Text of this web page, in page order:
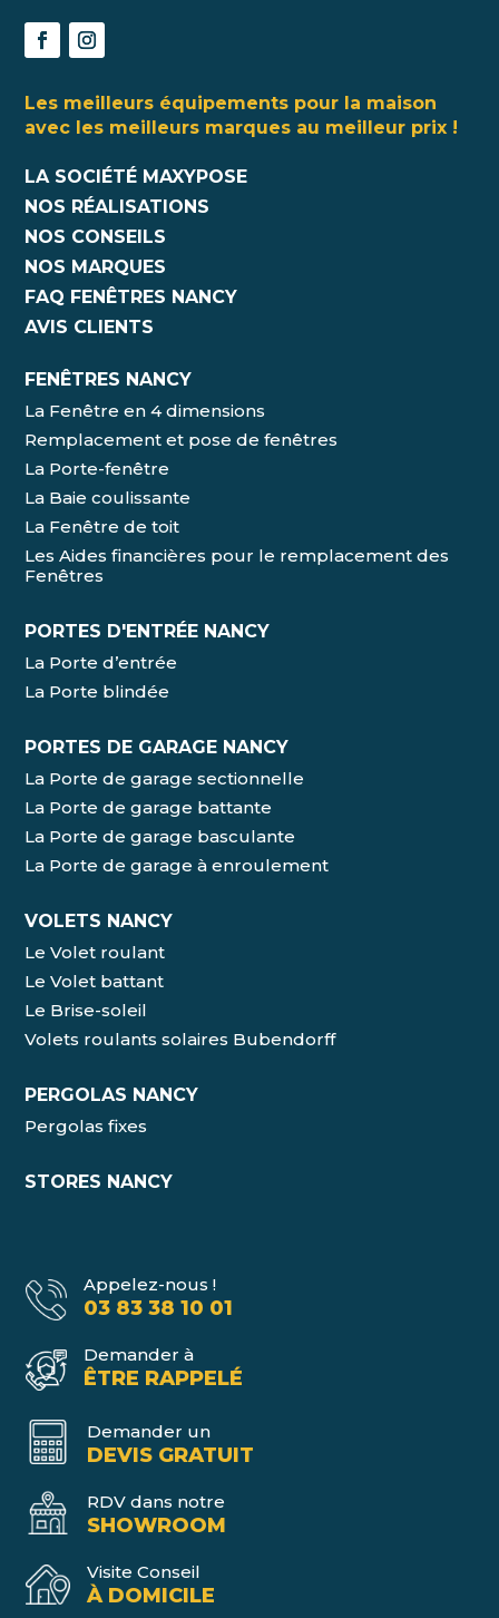
Les meilleurs équipements pour la maison
avec les meilleurs marques au meilleur prix !
LA SOCIÉTÉ MAXYPOSE
NOS RÉALISATIONS
NOS CONSEILS
NOS MARQUES
FAQ FENÊTRES NANCY
AVIS CLIENTS
FENÊTRES NANCY
La Fenêtre en 4 dimensions
Remplacement et pose de fenêtres
La Porte-fenêtre
La Baie coulissante
La Fenêtre de toit
Les Aides financières pour le remplacement des
Fenêtres
PORTES D'ENTRÉE NANCY
La Porte d’entrée
La Porte blindée
PORTES DE GARAGE NANCY
La Porte de garage sectionnelle
La Porte de garage battante
La Porte de garage basculante
La Porte de garage à enroulement
VOLETS NANCY
Le Volet roulant
Le Volet battant
Le Brise-soleil
Volets roulants solaires Bubendorff
PERGOLAS NANCY
Pergolas fixes
STORES NANCY
Appelez-nous !
03 83 38 10 01
Demander à
ÊTRE RAPPELÉ
Demander un
DEVIS GRATUIT
RDV dans notre
SHOWROOM
Visite Conseil
À DOMICILE